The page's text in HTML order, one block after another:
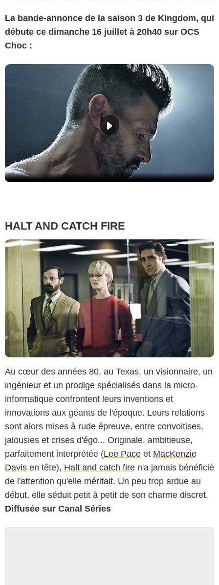
La bande-annonce de la saison 3 de Kingdom, qui
débute ce dimanche 16 juillet à 20h40 sur OCS
Choc :
HALT AND CATCH FIRE
Au cœur des années 80, au Texas, un visionnaire, un
ingénieur et un prodige spécialisés dans la micro-
informatique confrontent leurs inventions et
innovations aux géants de l'époque. Leurs relations
sont alors mises à rude épreuve, entre convoitises,
jalousies et crises d'égo... Originale, ambitieuse,
parfaitement interprétée (Lee Pace et MacKenzie
Davis en tête), Halt and catch fire n'a jamais bénéficié
de l'attention qu'elle méritait. Un peu trop ardue au
début, elle séduit petit à petit de son charme discret.
Diffusée sur Canal Séries